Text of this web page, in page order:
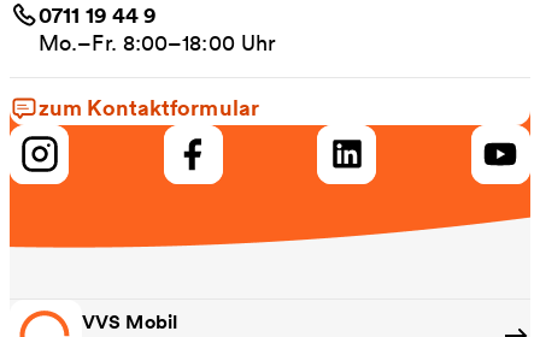
0711 19 44 9
Mo.–Fr. 8:00–18:00 Uhr
zum Kontaktformular
VVS Mobil